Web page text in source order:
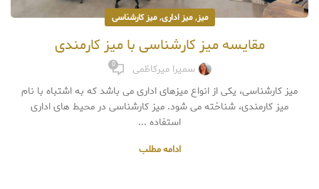
میز,میز اداری,میز کارشناسی
مقایسه میز کارشناسی با میز کارمندی
سمیرا میرکاظمی 0
میز کارشناسی، یکی از انواع میزهای اداری می باشد که به اشتباه با نام
میز کارمندی، شناخته می شود. میز کارشناسی در محیط های اداری
استفاده ...
ادامه مطلب